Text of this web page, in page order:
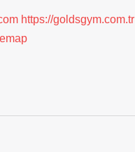
https://goldsgym.com.tr